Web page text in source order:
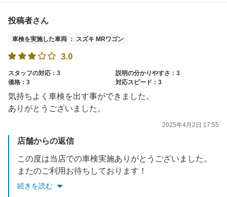
投稿者さん
車検を実施した車両 ： スズキ MRワゴン
3.0
スタッフの対応：3
説明の分かりやすさ：3
価格：3
対応スピード：3
気持ちよく車検を出す事ができました。
ありがとうございました。
2025年4月2日 17:55
店舗からの返信
この度は当店での車検実施ありがとうございました。
またのご利用お待ちしております！
続きを読む